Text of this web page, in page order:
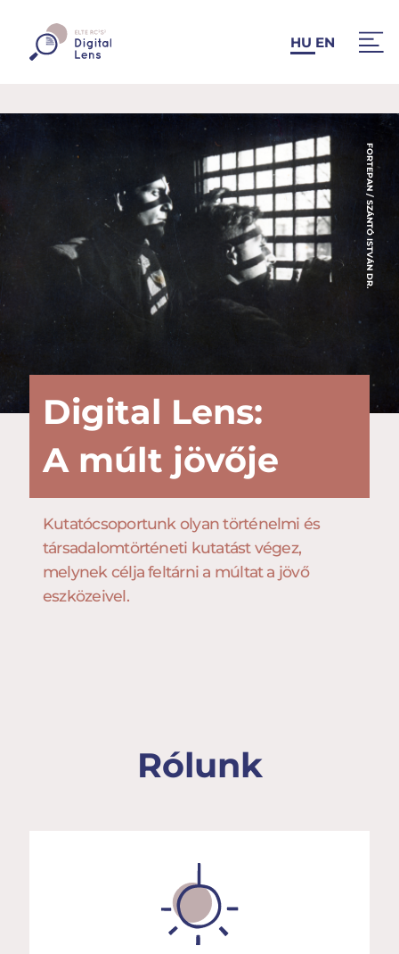
HU EN
Digital Lens:
A múlt jövője
Kutatócsoportunk olyan történelmi és
társadalomtörténeti kutatást végez,
melynek célja feltárni a múltat a jövő
eszközeivel.
Rólunk